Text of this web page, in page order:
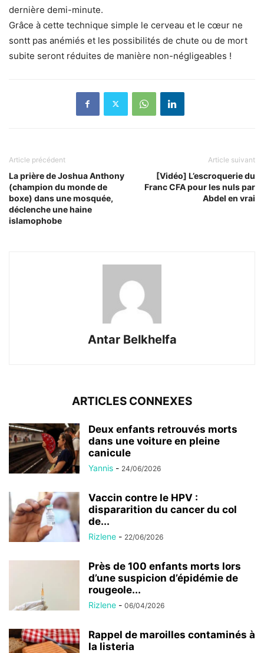
dernière demi-minute.
Grâce à cette technique simple le cerveau et le cœur ne
sontt pas anémiés et les possibilités de chute ou de mort
subite seront réduites de manière non-négligeables !
Article précédent
La prière de Joshua Anthony
(champion du monde de
boxe) dans une mosquée,
déclenche une haine
islamophobe
Article suivant
[Vidéo] L’escroquerie du
Franc CFA pour les nuls par
Abdel en vrai
Antar Belkhelfa
ARTICLES CONNEXES
Deux enfants retrouvés morts
dans une voiture en pleine
canicule
Yannis - 24/06/2026
Vaccin contre le HPV :
dispararition du cancer du col
de...
Rizlene - 22/06/2026
Près de 100 enfants morts lors
d’une suspicion d’épidémie de
rougeole...
Rizlene - 06/04/2026
Rappel de maroilles contaminés à
la listeria